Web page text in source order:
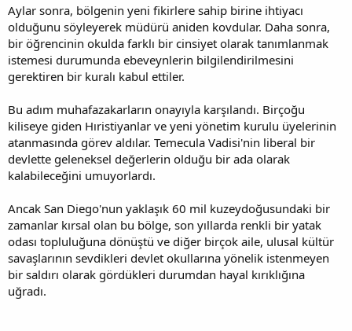
Aylar sonra, bölgenin yeni fikirlere sahip birine ihtiyacı
olduğunu söyleyerek müdürü aniden kovdular. Daha sonra,
bir öğrencinin okulda farklı bir cinsiyet olarak tanımlanmak
istemesi durumunda ebeveynlerin bilgilendirilmesini
gerektiren bir kuralı kabul ettiler.
Bu adım muhafazakarların onayıyla karşılandı. Birçoğu
kiliseye giden Hıristiyanlar ve yeni yönetim kurulu üyelerinin
atanmasında görev aldılar. Temecula Vadisi'nin liberal bir
devlette geleneksel değerlerin olduğu bir ada olarak
kalabileceğini umuyorlardı.
Ancak San Diego'nun yaklaşık 60 mil kuzeydoğusundaki bir
zamanlar kırsal olan bu bölge, son yıllarda renkli bir yatak
odası topluluğuna dönüştü ve diğer birçok aile, ulusal kültür
savaşlarının sevdikleri devlet okullarına yönelik istenmeyen
bir saldırı olarak gördükleri durumdan hayal kırıklığına
uğradı.